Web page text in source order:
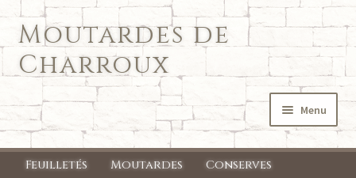
Aller
à
la
navigation
Aller
au
contenu
Moutardes de
Charroux
Menu
Accueil
Feuilletés Moutardes
Conserves